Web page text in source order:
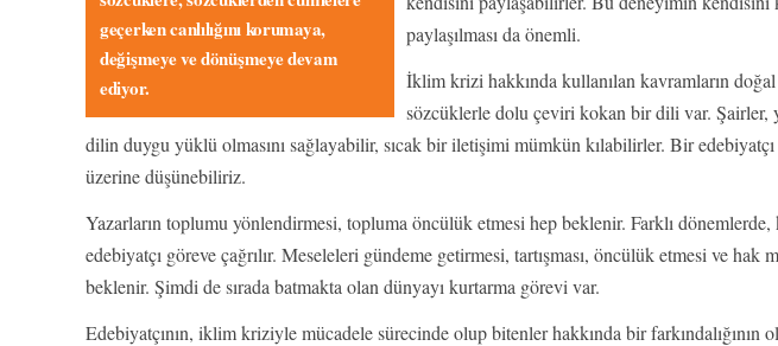
geçerken canlılığını korumaya,
değişmeye ve dönüşmeye devam
ediyor.
paylaşılması da önemli.
İklim krizi hakkında kullanılan kavramların
sözcüklerle dolu çeviri kokan bir dili var. Şairler,
dilin duygu yüklü olmasını sağlayabilir, sıcak bir iletişimi mümkün kılabilirler. Bir
üzerine düşünebiliriz.
Yazarların toplumu yönlendirmesi, topluma öncülük etmesi hep beklenir. Farklı
edebiyatçı göreve çağrılır. Meseleleri gündeme getirmesi, tartışması, öncülük etmesi ve hak
beklenir. Şimdi de sırada batmakta olan dünyayı kurtarma görevi var.
Edebiyatçının, iklim kriziyle mücadele sürecinde olup bitenler hakkında bir farkındalığının